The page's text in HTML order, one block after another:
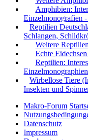
Amphibien:
Einzelmonografien
Reptilien
Schlangen,
Weitere
Echte
Reptilien:
Wirbellose Tiere
Insekten und
Makro-Forum
Datenschutz
Impressum